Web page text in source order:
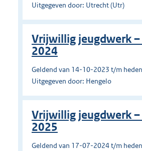
Uitgegeven door: Utrecht (Utr)
Vrijwillig jeugdwerk
2024
Geldend van 14-10-2023 t/m heden
Uitgegeven door: Hengelo
Vrijwillig jeugdwerk
2025
Geldend van 17-07-2024 t/m heden